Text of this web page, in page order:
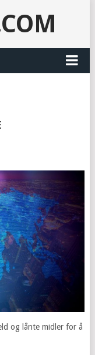
og lånte midler for å